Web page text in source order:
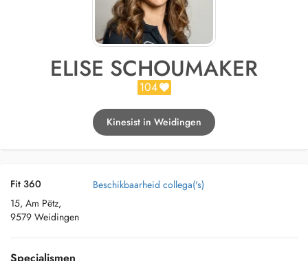
ELISE SCHOUMAKER
104
Kinesist in Weidingen
Fit 360
15, Am Pëtz,
9579 Weidingen
Beschikbaarheid collega('s)